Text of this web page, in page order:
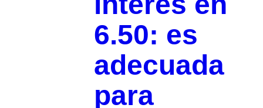
6.50: es
adecuada
para